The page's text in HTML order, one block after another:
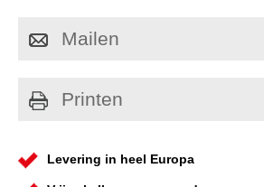
Mailen
Printen
Levering in heel Europa